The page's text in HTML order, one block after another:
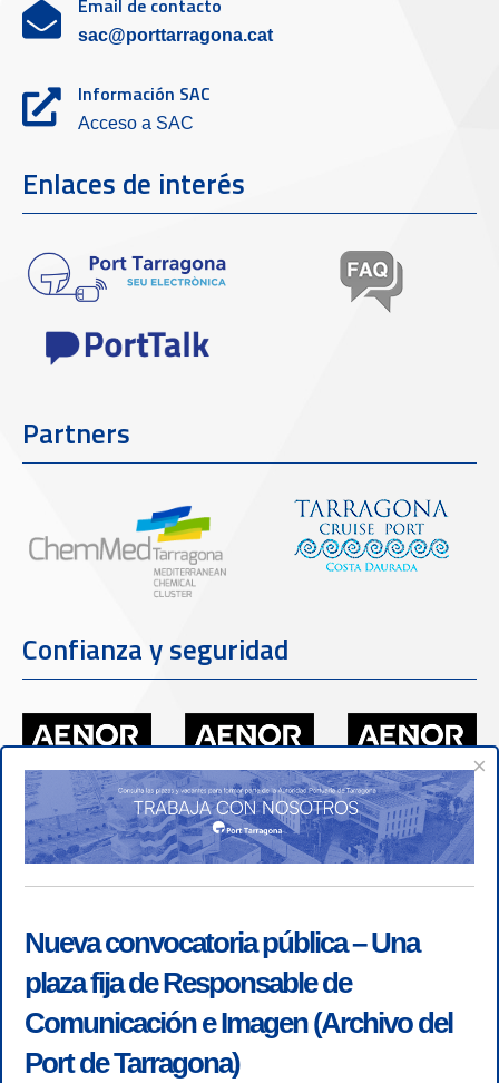
sac@porttarragona.cat
Información SAC
Acceso a SAC
Enlaces de interés
Partners
Confianza y seguridad
×
Nueva convocatoria pública – Una
plaza fija de Responsable de
Comunicación e Imagen (Archivo del
Port de Tarragona)